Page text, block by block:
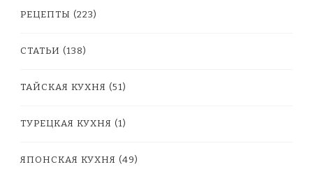
РЕЦЕПТЫ (223)
СТАТЬИ (138)
ТАЙСКАЯ КУХНЯ (51)
ТУРЕЦКАЯ КУХНЯ (1)
ЯПОНСКАЯ КУХНЯ (49)